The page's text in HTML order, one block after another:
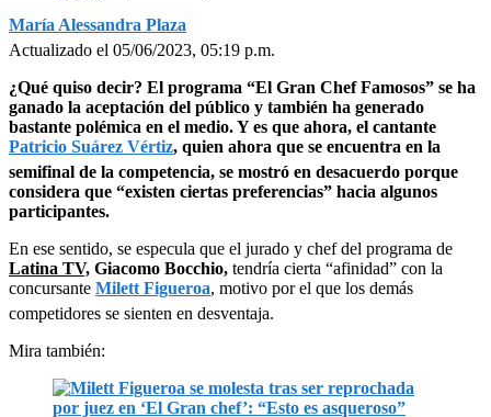
María Alessandra Plaza
Actualizado el 05/06/2023, 05:19 p.m.
¿Qué quiso decir? El programa “El Gran Chef Famosos” se ha
ganado la aceptación del público y también ha generado
bastante polémica en el medio. Y es que ahora, el cantante
Patricio Suárez Vértiz, quien ahora que se encuentra en la
semifinal de la competencia, se mostró en desacuerdo porque
considera que “existen ciertas preferencias” hacia algunos
participantes.
En ese sentido, se especula que el jurado y chef del programa de
Latina TV, Giacomo Bocchio, tendría cierta “afinidad” con la
concursante Milett Figueroa, motivo por el que los demás
competidores se sienten en desventaja.
Mira también: